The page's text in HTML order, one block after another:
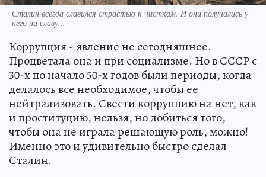
Сталин всегда славился страстью к чисткам. И они получались у
него на славу...
Коррупция - явление не сегодняшнее.
Процветала она и при социализме. Но в СССР с
30-х по начало 50-х годов были периоды, когда
делалось все необходимое, чтобы ее
нейтрализовать. Свести коррупцию на нет, как
и проституцию, нельзя, но добиться того,
чтобы она не играла решающую роль, можно!
Именно это и удивительно быстро сделал
Сталин.